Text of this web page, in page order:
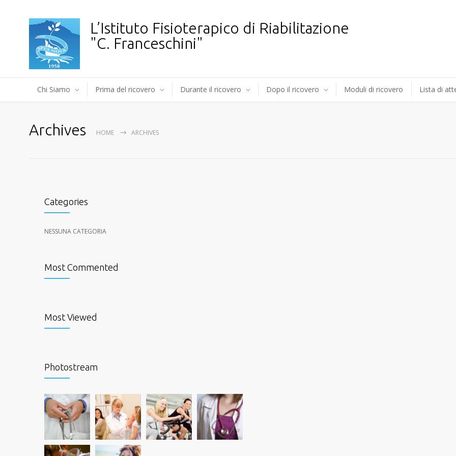
L’Istituto Fisioterapico di Riabilitazione
"C. Franceschini"
Chi Siamo Prima del ricovero Durante il ricovero Dopo il ricovero Moduli di ricovero Lista di
Archives HOME ARCHIVES
Categories
NESSUNA CATEGORIA
Most Commented
Most Viewed
Photostream